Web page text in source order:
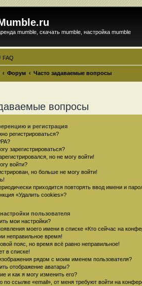
mumble, скачать mumble, настройка mumble
FAQ
Форум Часто задаваемые вопросы
вопросы
и регистрация
регистрироваться?
зарегистрироваться?
но не могу войти!
войти?
но больше не могу войти!
приходится повторять ввод имени и
«Удалить cookies»?
пользователя
мои настройки?
моего имени в списке «Кто сейчас на
неправильное время!
пояс, но время всё равно неправильное!
в списке!
рядом с моим именем пользователя?
отображение аватары?
и как я могу изменить его?
по ссылке «email», от меня требуют войти на